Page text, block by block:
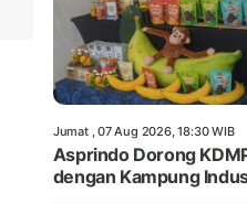
Jumat , 07 Aug 2026, 18:30 WIB
Asprindo Dorong
dengan Kampung